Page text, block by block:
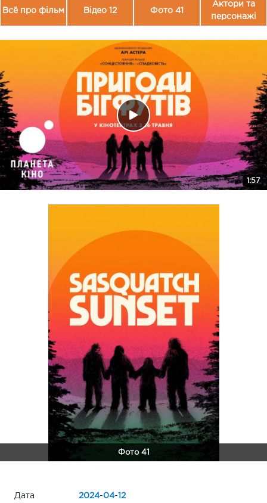
Всё про фільм Відео 12 Фото 41
Актори та
персонажі
1:57
Фото 41
Дата
2024-04-12